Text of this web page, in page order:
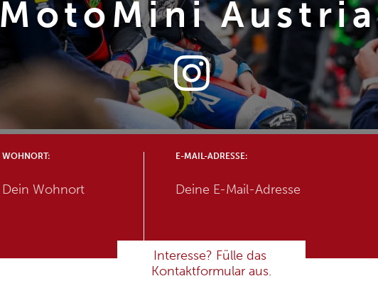
MotoMini Austria
WOHNORT: E-MAIL-ADRESSE: